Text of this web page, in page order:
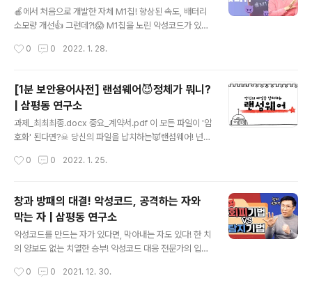
🍎에서 처음으로 개발한 자체 M1칩! 향상된 속도, 배터리
소모량 개선👍 그런데?!😱 M1칩을 노린 악성코드가 있
래 영상에서 확인합시다😎 삼평동연구소 스마트폰, 컴퓨
트한 IT생활을 즐길 수 있습니다. ◈ 컴퓨터, IT 그리고 보
안에 대한 이야기를 쉽고 재미있게 나누고자 합니다 ◈ w
ww.youtube.com
0 0 2022. 1. 28.
[1분 보안용어사전] 랜섬웨어😈정체가 뭐니?
| 삼평동 연구소
과제_최최최종.docx 중요_계약서.pdf 이 모든 파일이 '암
호화' 된다면?☠ 당신의 파일을 납치하는👿랜섬웨어! 넌
마트폰, 컴퓨터 안 쓰시는 분 거의 없으시죠? 조금만 더 알
T 그리고 보안에 대한 이야기를 쉽고 재미있게 나누고자
합니다 ◈ www.youtube.com
0 0 2022. 1. 25.
창과 방패의 대결! 악성코드, 공격하는 자와
막는 자 | 삼평동 연구소
악성코드를 만드는 자가 있다면, 막아내는 자도 있다! 한 치
의 양보도 없는 치열한 승부! 악성코드 대응 전문가의 입으
분 거의 없으시죠? 조금만 더 알고 쓰면 스마트한 IT생활을
0 0 2021. 12. 30.